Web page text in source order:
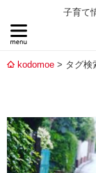
子育て
kodomoe タグ検